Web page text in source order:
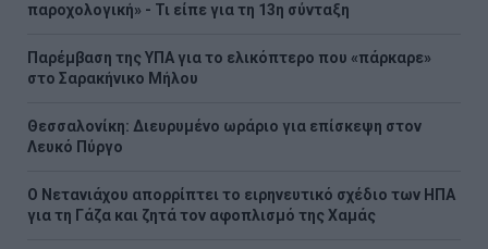
παροχολογική» - Τι είπε για τη 13η σύνταξη
Παρέμβαση της ΥΠΑ για το ελικόπτερο που «πάρκαρε»
στο Σαρακήνικο Μήλου
Θεσσαλονίκη: Διευρυμένο ωράριο για επίσκεψη στον
Λευκό Πύργο
Ο Νετανιάχου απορρίπτει το ειρηνευτικό σχέδιο των ΗΠΑ
για τη Γάζα και ζητά τον αφοπλισμό της Χαμάς